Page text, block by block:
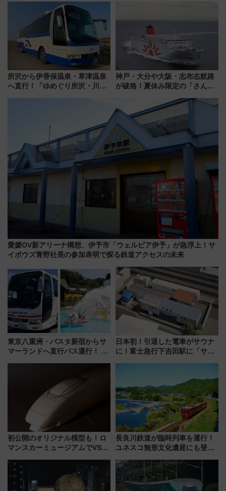
ローおひさま」が救世主に？
所沢から伊香保温泉・草津温泉
へ直行！「ゆめぐり所沢・川越
神戸・大分や大阪・志布志航路
が破格！夏休み限定の「さんふ
ート 夕朝食ビュッフェ付きで
快適な船旅はいかが？
愛媛OV新アリーナ構想、伊予市「ウェルピア伊予」が急浮上！サ
イボウズ青野社長の参加表明で探る鉄道アクセスの未来
東京八重洲・バスタ新宿からサ
マーランドへ直行バス運行！ お
日本初！引退した電車がサウナ
に！富士急行下吉田駅に「サ電
感じながら「ととのう」新感覚
初公開のオリジナル模型も！ロ
マンスカーミュージアムでVSE
15日スタート
長良川鉄道が臨時列車を運行！
ユネスコ無形文化遺産にも登録
に 乗車には予約が必要